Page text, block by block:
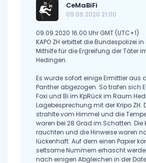
CeMaBiFi
09.09.2020 21:00
09.09.2020 16.00 Uhr GMT (UTC+1)
KAPO ZH erbittet die Bundespolizei
Mithilfe für die Ergreifung der Täter
Hedingen.
Es wurde sofort einige Ermittler aus
Panther abgezogen. So trafen sich
Foxi und Bi im KpRück im Raum
Lagebesprechung mit der Kripo ZH.
strahlte vom Himmel und die
waren bei 28 Grad im Schatten. Die
rauchten und die Hinweise waren
lückenhaft. Auf dem einen Papier
seltsame Nummern erhascht
nach einigen Abgleichen in der